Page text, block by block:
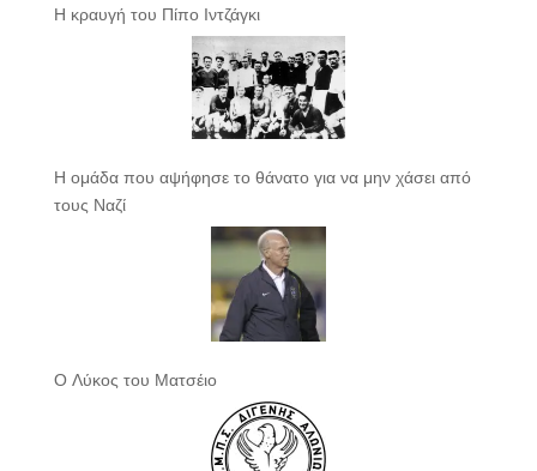
Η κραυγή του Πίπο Ιντζάγκι
Η ομάδα που αψήφησε το θάνατο για να μην χάσει από
τους Ναζί
Ο Λύκος του Ματσέιο